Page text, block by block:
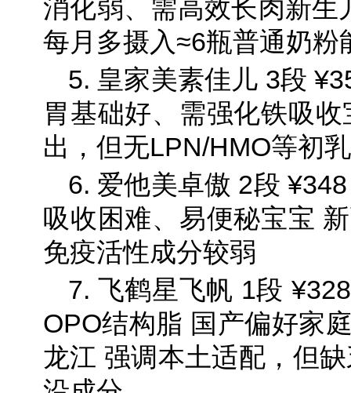
消化弱、需高效长肉新生
每月多摄入≈6瓶普通奶粉
5. 皇家美素佳儿 3段
胃基础好、需强化铁吸
出，但无LPN/HMO等初
6. 爱他美卓傲 2段
吸收困难、易便秘宝宝
免疫活性成分较弱
7. 飞鹤星飞帆 1段
OPO结构脂 国产偏好家
龙江 强调本土适配，但